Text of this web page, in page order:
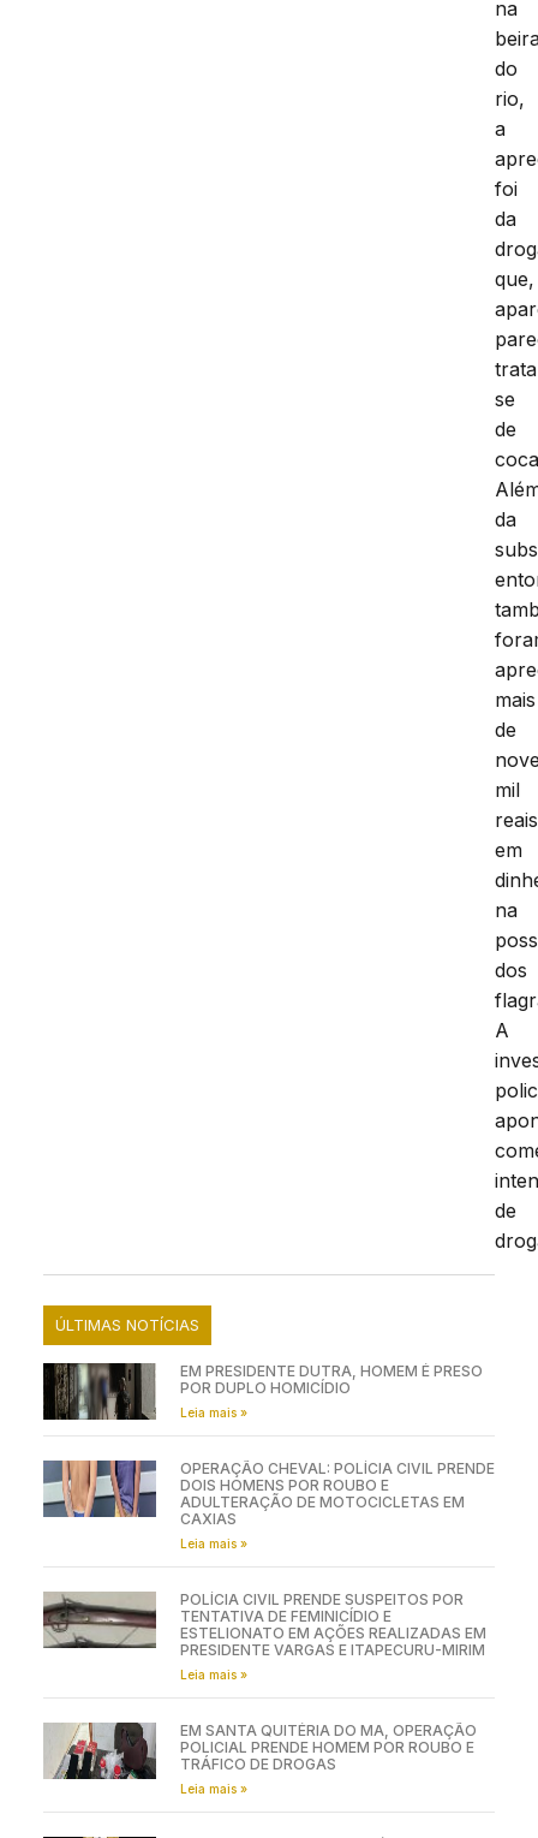
na
do
rio,
a
foi
da
que,
se
de
da
mais
de
mil
reais
em
na
dos
A
de
ÚLTIMAS NOTÍCIAS
EM PRESIDENTE DUTRA, HOMEM É PRESO
POR DUPLO HOMICÍDIO
Leia mais »
OPERAÇÃO CHEVAL: POLÍCIA CIVIL PRENDE
DOIS HOMENS POR ROUBO E
ADULTERAÇÃO DE MOTOCICLETAS EM
CAXIAS
Leia mais »
POLÍCIA CIVIL PRENDE SUSPEITOS POR
TENTATIVA DE FEMINICÍDIO E
ESTELIONATO EM AÇÕES REALIZADAS EM
PRESIDENTE VARGAS E ITAPECURU-MIRIM
Leia mais »
EM SANTA QUITÉRIA DO MA, OPERAÇÃO
POLICIAL PRENDE HOMEM POR ROUBO E
TRÁFICO DE DROGAS
Leia mais »